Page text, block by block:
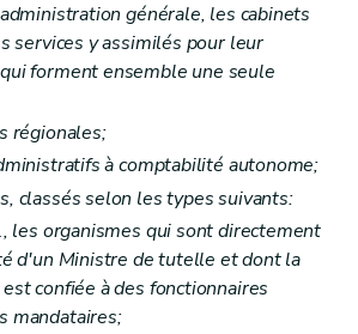
générale, les cabinets
services y assimilés pour leur
forment ensemble une seule
régionales;
à comptabilité autonome;
classés selon les types suivants:
les organismes qui sont directement
d'un Ministre de tutelle et dont la
confiée à des fonctionnaires
mandataires;